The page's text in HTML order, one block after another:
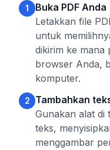
1
Buka PDF Anda
Letakkan file
untuk
dikirim ke
browser Anda,
komputer.
2
Tambahkan
Gunakan alat di
teks,
menggambar